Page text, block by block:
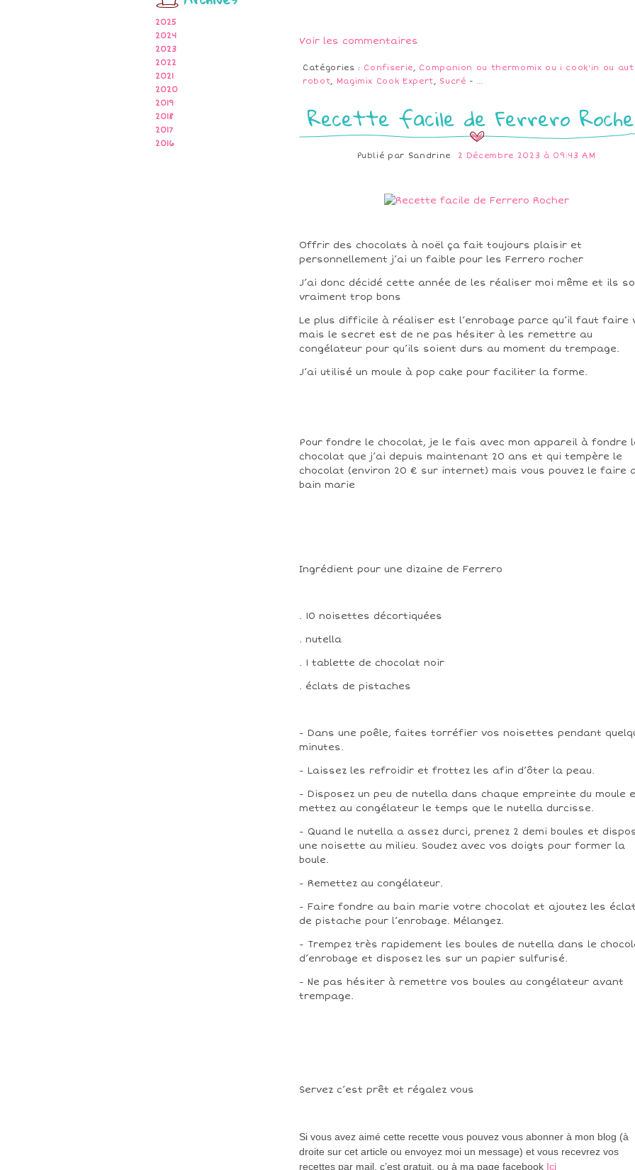
2025
2024
2023
2022
2021
2020
2019
2018
2017
2016
Voir les commentaires
Catégories : Confiserie, Companion ou thermomix ou i cook'in ou
robot, Magimix Cook Expert, Sucré - …
Recette facile de Ferrero
Publié par Sandrine 2 Décembre 2023 à 09:43 AM
Offrir des chocolats à noël ça fait toujours plaisir et
personnellement j’ai un faible pour les Ferrero rocher
J’ai donc décidé cette année de les réaliser moi même et ils
vraiment trop bons
Le plus difficile à réaliser est l’enrobage parce qu’il faut faire
mais le secret est de ne pas hésiter à les remettre au
congélateur pour qu’ils soient durs au moment du trempage.
J’ai utilisé un moule à pop cake pour faciliter la forme.
Pour fondre le chocolat, je le fais avec mon appareil à fondre
chocolat que j’ai depuis maintenant 20 ans et qui tempère le
chocolat (environ 20 € sur internet) mais vous pouvez le faire
bain marie
Ingrédient pour une dizaine de Ferrero
. 10 noisettes décortiquées
. nutella
. 1 tablette de chocolat noir
. éclats de pistaches
- Dans une poêle, faites torréfier vos noisettes pendant
minutes.
- Laissez les refroidir et frottez les afin d’ôter la peau.
- Disposez un peu de nutella dans chaque empreinte du moule
mettez au congélateur le temps que le nutella durcisse.
- Quand le nutella a assez durci, prenez 2 demi boules et
une noisette au milieu. Soudez avec vos doigts pour former la
boule.
- Remettez au congélateur.
- Faire fondre au bain marie votre chocolat et ajoutez les
de pistache pour l’enrobage. Mélangez.
- Trempez très rapidement les boules de nutella dans le
d’enrobage et disposez les sur un papier sulfurisé.
- Ne pas hésiter à remettre vos boules au congélateur avant
trempage.
Servez c’est prêt et régalez vous
Si vous avez aimé cette recette vous pouvez vous abonner à mon blog (à
droite sur cet article ou envoyez moi un message) et vous recevrez vos
recettes par mail, c’est gratuit , ou à ma page facebook Ici